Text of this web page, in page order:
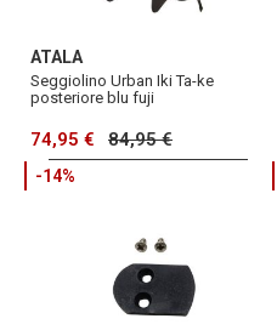
ATALA
Seggiolino Urban Iki Ta-ke
posteriore blu fuji
74,95 € 84,95 €
-14%